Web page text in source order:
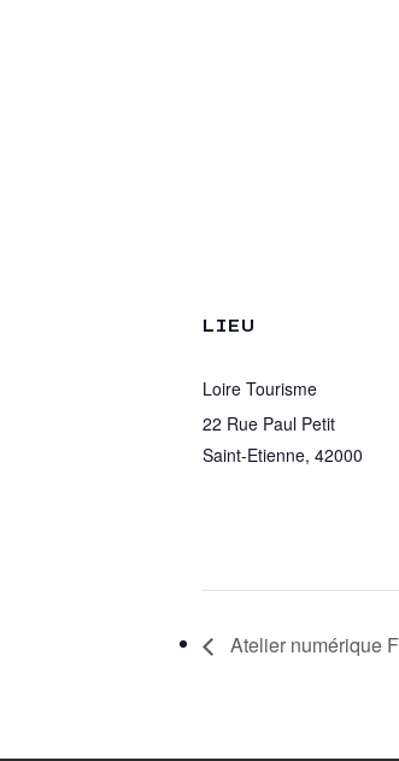
LIEU
Loire Tourisme
22 Rue Paul Petit
Saint-Etienne, 42000
Atelier numérique